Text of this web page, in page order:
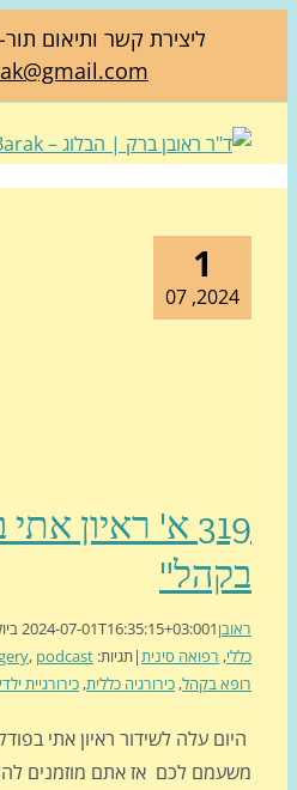
ליצירת קשר ותיאום תור-
319 א' ראיון אתי
2024-07-01T16:35:15+03:00
|
רפואה סינית|תגיות: surgery ,podcast
בקהל,כירורגיה כללית,כירורגיית ילדים,
עלה לשידור ראיון אתי בפודקאסט
לכם אז אתם מוזמנים להקשיב